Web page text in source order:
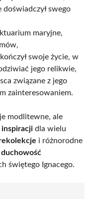
swego
maryjne,
swoje życie, w
jego relikwie,
związane z jego
zainteresowaniem.
modlitewne, ale
inspiracji dla wielu
i różnorodne
duchowość
świętego Ignacego.